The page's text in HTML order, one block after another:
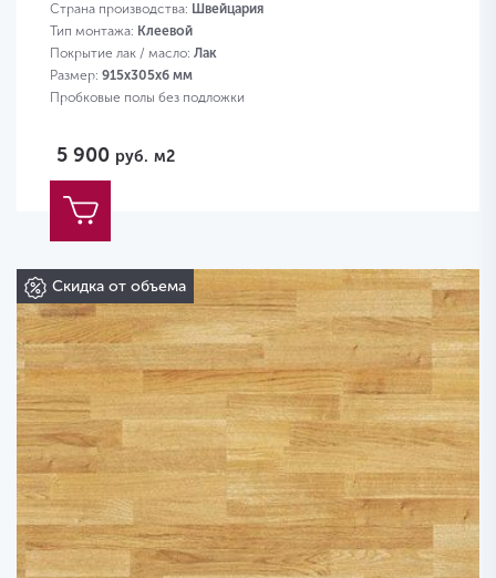
Страна производства: Швейцария
Тип монтажа: Клеевой
Покрытие лак / масло: Лак
Размер: 915х305х6 мм
Пробковые полы без подложки
5 900 руб. м2
Скидка от объема